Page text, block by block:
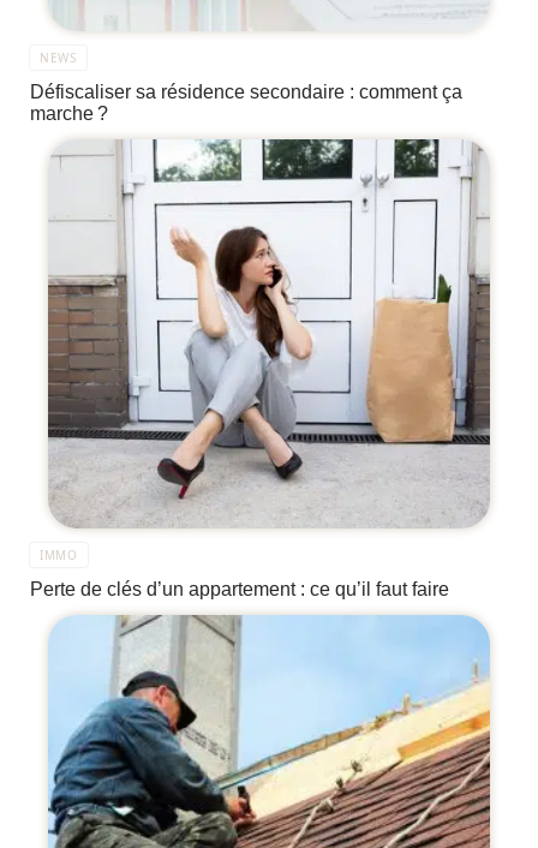
NEWS
Défiscaliser sa résidence secondaire : comment ça
marche ?
IMMO
Perte de clés d’un appartement : ce qu’il faut faire